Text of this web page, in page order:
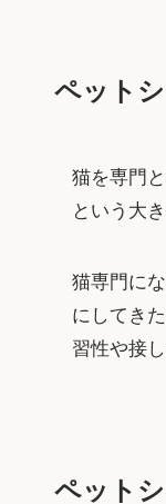
ペット
猫を専門
という大
猫専門に
にしてき
習性や接
ペット